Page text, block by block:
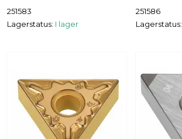
251583
Lagerstatus: I lager
251586
Lagerstatus: